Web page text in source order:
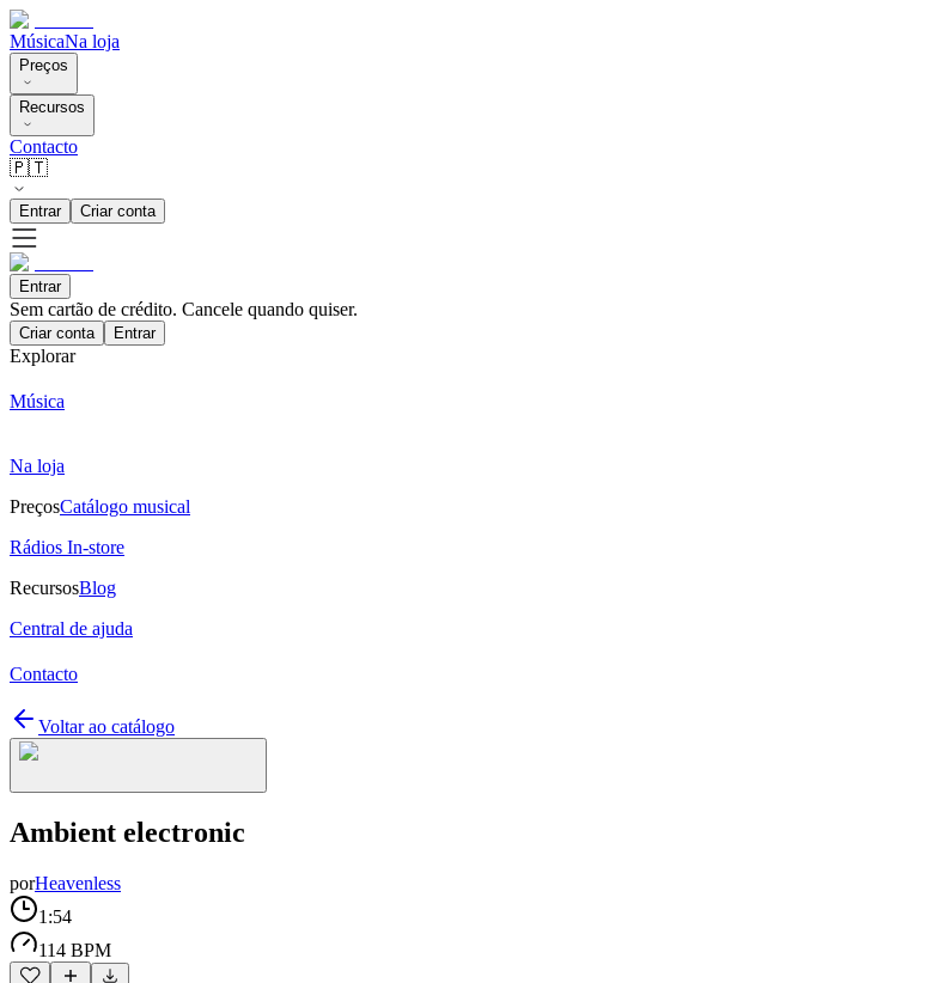
MúsicaNa loja
Preços
Recursos
Contacto
🇵🇹
Entrar Criar conta
Entrar
Sem cartão de crédito. Cancele quando quiser.
Criar conta Entrar
Explorar
Música
Na loja
PreçosCatálogo musical
Rádios In-store
RecursosBlog
Central de ajuda
Contacto
Voltar ao catálogo
Ambient electronic
porHeavenless
1:54
114 BPM